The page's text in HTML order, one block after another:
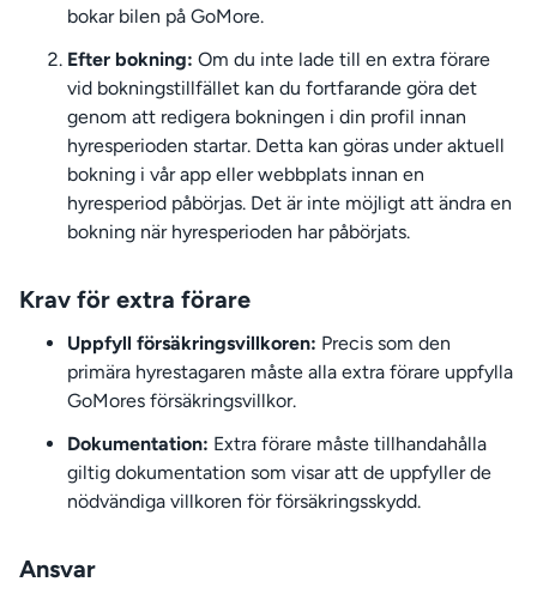
bokar bilen på GoMore.
Efter bokning: Om du inte lade till en extra förare
vid bokningstillfället kan du fortfarande göra det
genom att redigera bokningen i din profil innan
hyresperioden startar. Detta kan göras under aktuell
bokning i vår app eller webbplats innan en
hyresperiod påbörjas. Det är inte möjligt att ändra en
bokning när hyresperioden har påbörjats.
Krav för extra förare
Uppfyll försäkringsvillkoren: Precis som den
primära hyrestagaren måste alla extra förare uppfylla
GoMores försäkringsvillkor.
Dokumentation: Extra förare måste tillhandahålla
giltig dokumentation som visar att de uppfyller de
nödvändiga villkoren för försäkringsskydd.
Ansvar